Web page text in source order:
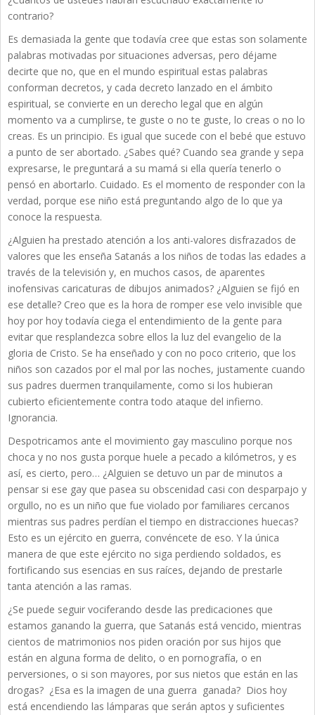
contrario?
Es demasiada la gente que todavía cree que estas son solamente
palabras motivadas por situaciones adversas, pero déjame
decirte que no, que en el mundo espiritual estas palabras
conforman decretos, y cada decreto lanzado en el ámbito
espiritual, se convierte en un derecho legal que en algún
momento va a cumplirse, te guste o no te guste, lo creas o no lo
creas. Es un principio. Es igual que sucede con el bebé que estuvo
a punto de ser abortado. ¿Sabes qué? Cuando sea grande y sepa
expresarse, le preguntará a su mamá si ella quería tenerlo o
pensó en abortarlo. Cuidado. Es el momento de responder con la
verdad, porque ese niño está preguntando algo de lo que ya
conoce la respuesta.
¿Alguien ha prestado atención a los anti-valores disfrazados de
valores que les enseña Satanás a los niños de todas las edades a
través de la televisión y, en muchos casos, de aparentes
inofensivas caricaturas de dibujos animados? ¿Alguien se fijó en
ese detalle? Creo que es la hora de romper ese velo invisible que
hoy por hoy todavía ciega el entendimiento de la gente para
evitar que resplandezca sobre ellos la luz del evangelio de la
gloria de Cristo. Se ha enseñado y con no poco criterio, que los
niños son cazados por el mal por las noches, justamente cuando
sus padres duermen tranquilamente, como si los hubieran
cubierto eficientemente contra todo ataque del infierno.
Ignorancia.
Despotricamos ante el movimiento gay masculino porque nos
choca y no nos gusta porque huele a pecado a kilómetros, y es
así, es cierto, pero… ¿Alguien se detuvo un par de minutos a
pensar si ese gay que pasea su obscenidad casi con desparpajo y
orgullo, no es un niño que fue violado por familiares cercanos
mientras sus padres perdían el tiempo en distracciones huecas?
Esto es un ejército en guerra, convéncete de eso. Y la única
manera de que este ejército no siga perdiendo soldados, es
fortificando sus esencias en sus raíces, dejando de prestarle
tanta atención a las ramas.
¿Se puede seguir vociferando desde las predicaciones que
estamos ganando la guerra, que Satanás está vencido, mientras
cientos de matrimonios nos piden oración por sus hijos que
están en alguna forma de delito, o en pornografía, o en
perversiones, o si son mayores, por sus nietos que están en las
drogas? ¿Esa es la imagen de una guerra ganada? Dios hoy
está encendiendo las lámparas que serán aptos y suficientes